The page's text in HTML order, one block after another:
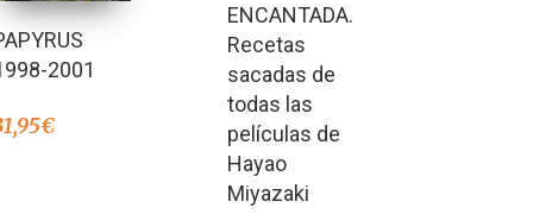
2001
€
ENCANTADA.
Recetas
sacadas de
todas las
películas de
Hayao
Miyazaki